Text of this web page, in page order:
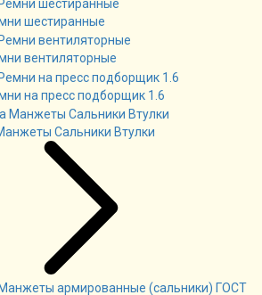
шестиранные
вентиляторные
на пресс подборщик 1.6
Сальники Втулки